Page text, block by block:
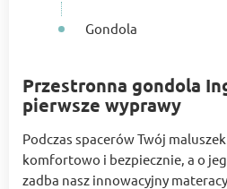
Gondola
Przestronna gondola
pierwsze wyprawy
Podczas spacerów Twój
komfortowo i bezpiecznie, a o
zadba nasz innowacyjny